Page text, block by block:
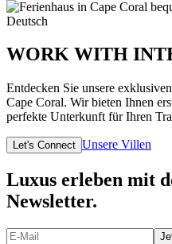
WORK WITH
Entdecken Sie unsere
Cape Coral. Wir bieten Ihnen
perfekte Unterkunft für Ihren
Let's Connect Unsere Villen
Luxus erleben mit
Newsletter.